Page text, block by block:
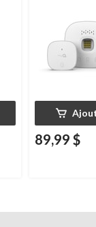
89,99 $